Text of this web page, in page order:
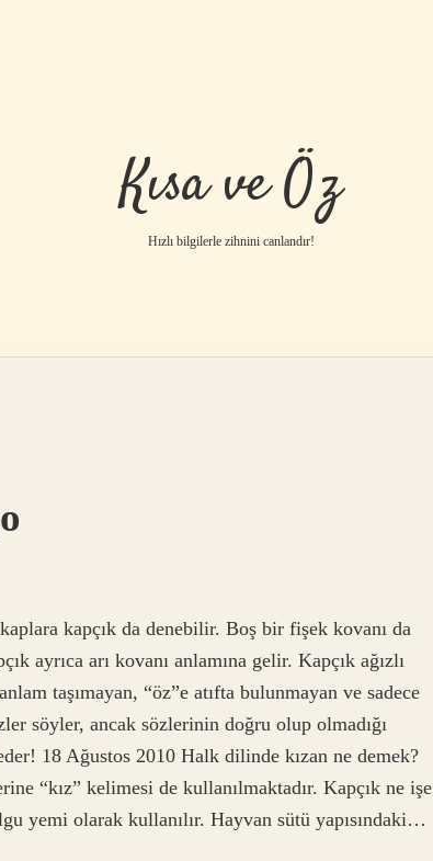
Kısa ve Öz
Hızlı bilgilerle zihnini canlandır!
kapçık da denebilir. Boş bir fişek kovanı da
ayrıca arı kovanı anlamına gelir. Kapçık ağızlı
taşımayan, “öz”e atıfta bulunmayan ve sadece
söyler, ancak sözlerinin doğru olup olmadığı
18 Ağustos 2010 Halk dilinde kızan ne demek?
“kız” kelimesi de kullanılmaktadır. Kapçık ne işe
yemi olarak kullanılır. Hayvan sütü yapısındaki…